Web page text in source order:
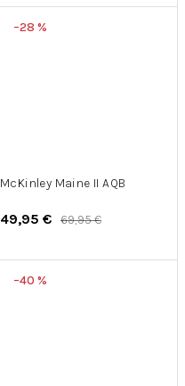
–28 %
McKinley Maine II AQB
49,95 € 69,95 €
–40 %